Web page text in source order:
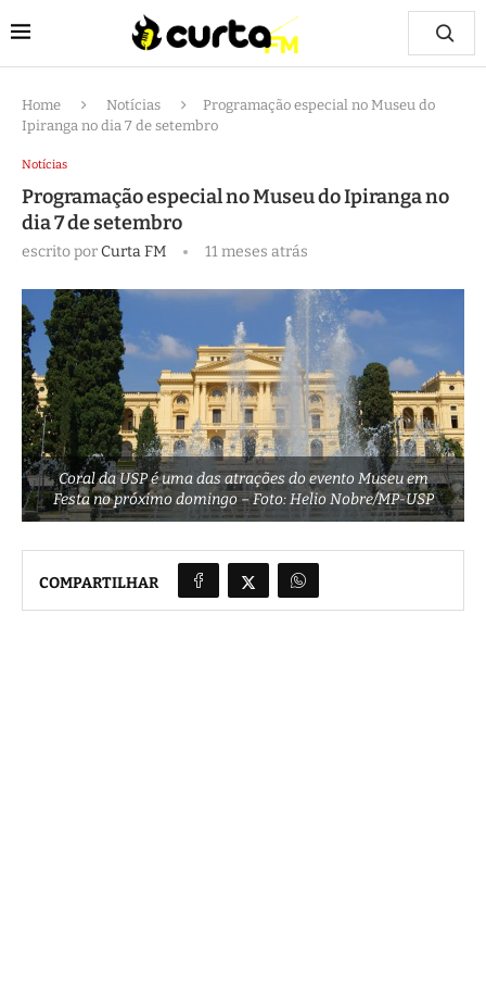
Home Notícias
Programação especial no Museu do
Ipiranga no dia 7 de setembro
Notícias
Programação especial no Museu do Ipiranga no
dia 7 de setembro
escrito porCurta FM 11 meses atrás
Coral da USP é uma das atrações do eventoMuseu em
Festano próximo domingo – Foto: Helio Nobre/MP-USP
COMPARTILHAR